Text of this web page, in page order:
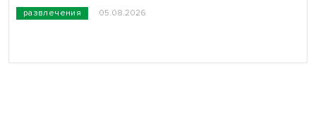
развлечения 05.08.2026